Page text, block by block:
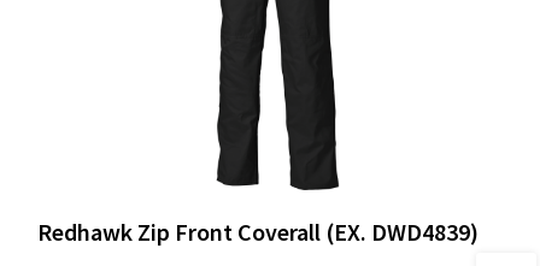
Redhawk Zip Front Coverall (EX. DWD4839)